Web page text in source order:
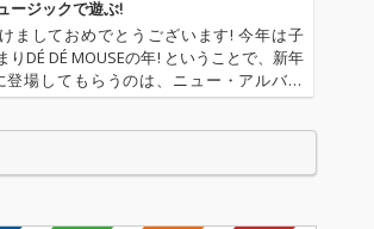
ージックで遊ぶ!
ましておめでとうございます! 今年は子
りDÉ DÉ MOUSEの年! ということで、新年
登場してもらうのは、ニュー・アルバム
』をリリースしたばかりのDÉ DÉ MOUS